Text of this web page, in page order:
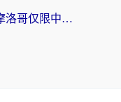
在国外看世界杯法国 VS 摩洛哥仅限中国大陆？海外党这样看中文解说赛事不卡顿